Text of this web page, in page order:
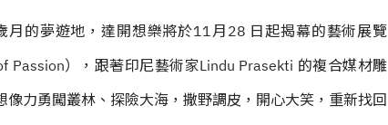
月的夢遊地，達開想樂將於11月28 日起揭幕的藝術展覽
Passion），跟著印尼藝術家Lindu Prasekti 的複合媒材雕
力勇闖叢林、探險大海，撒野調皮，開心大笑，重新找回